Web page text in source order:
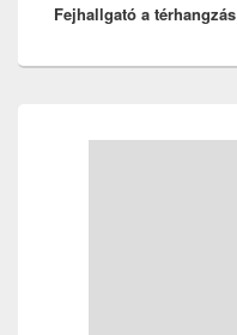
post:
Fejhallgató a